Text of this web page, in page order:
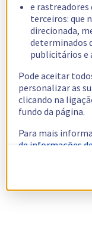
e rastreadores
terceiros: que
direcionada,
determinados
publicitários e
Pode aceitar
personalizar as
clicando na
fundo da página.
Para mais
de informações